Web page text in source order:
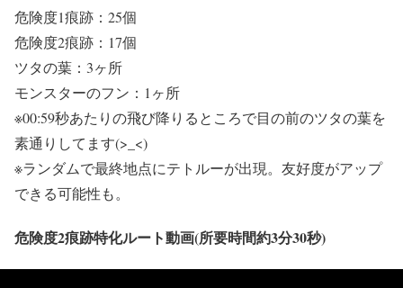
危険度1痕跡：25個
危険度2痕跡：17個
ツタの葉：3ヶ所
モンスターのフン：1ヶ所
※00:59秒あたりの飛び降りるところで目の前のツタの葉を
素通りしてます(>_<)
※ランダムで最終地点にテトルーが出現。友好度がアップ
できる可能性も。
危険度2痕跡特化ルート動画(所要時間約3分30秒)